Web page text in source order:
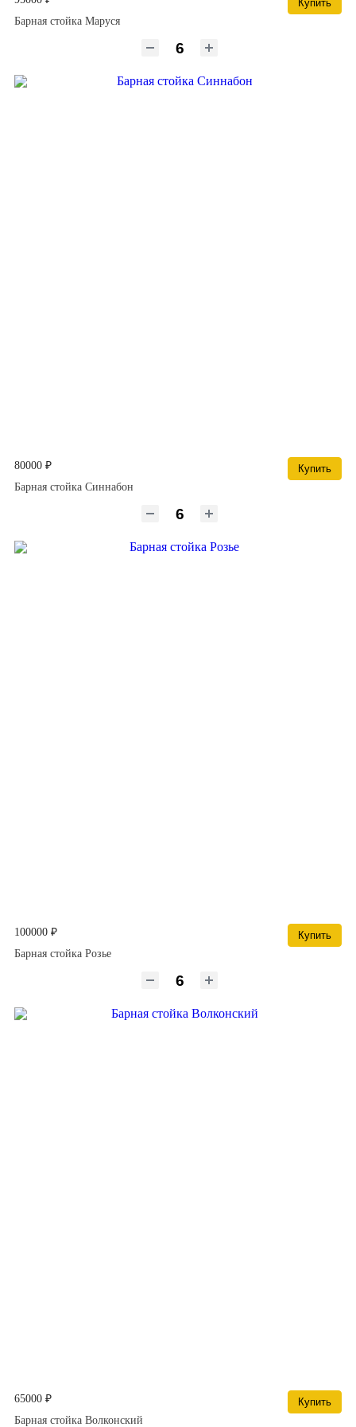
Купить
Барная стойка Маруся
80000 ₽
Купить
Барная стойка Синнабон
100000 ₽
Купить
Барная стойка Розье
65000 ₽
Купить
Барная стойка Волконский